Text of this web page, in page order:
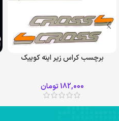
برچسب کراس زیر اینه کوییک
182,000تومان